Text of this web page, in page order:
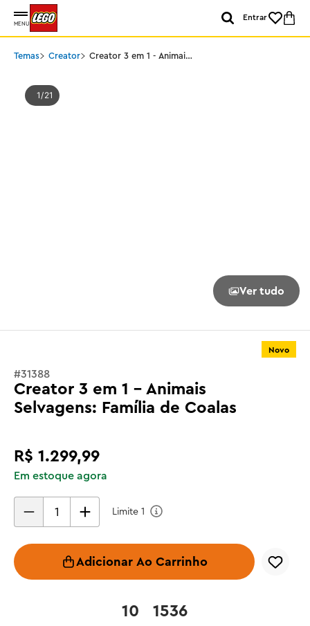
MENU
Entrar
Temas Creator
Creator 3 em 1 - Animais
1 21
Ver tudo
Novo
#31388
Creator 3 em 1 - Animais
Selvagens: Família de Coalas
R$ 1 .299,99
Em estoque agora
Limite 1
Adicionar Ao Carrinho
1536
10